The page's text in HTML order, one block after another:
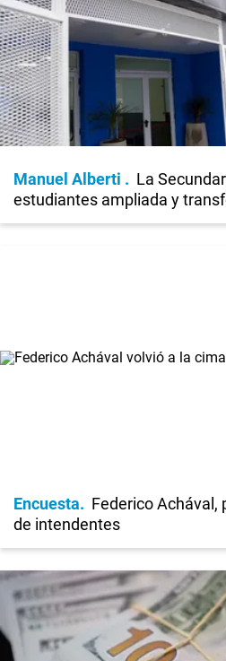
Manuel Alberti
La
estudiantes ampliada y
Encuesta
Federico Achával,
de intendentes